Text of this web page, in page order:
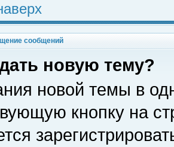
сообщений
новую тему?
новой темы в
кнопку на